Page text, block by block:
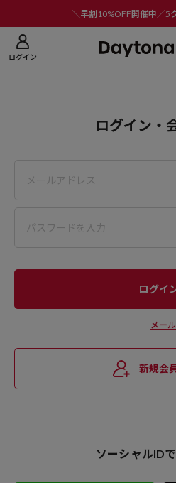
＼早割10%OFF開催中／5
ログイン
ログイン・
メー
新規会
ソーシャルID